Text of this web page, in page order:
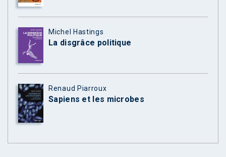
Michel Hastings
La disgrâce politique
Renaud Piarroux
Sapiens et les microbes